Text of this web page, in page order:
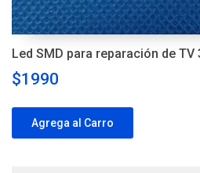
Led SMD para reparación de TV
$1990
Agrega al Carro